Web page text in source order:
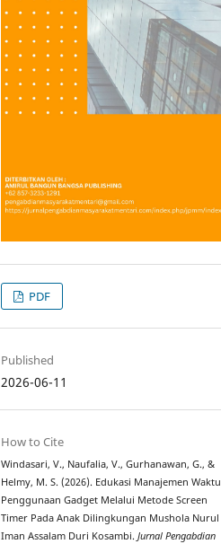
PDF
Published
2026-06-11
How to Cite
Windasari, V., Naufalia, V., Gurhanawan, G., &
Helmy, M. S. (2026). Edukasi Manajemen Waktu
Penggunaan Gadget Melalui Metode Screen
Timer Pada Anak Dilingkungan Mushola Nurul
Iman Assalam Duri Kosambi.Jurnal Pengabdian